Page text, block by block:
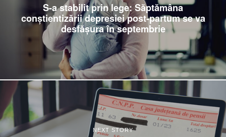
S-a stabilit prin lege: Săptămâna
conștientizării depresiei post-partum se va
desfășura în septembrie
NEXT STORY